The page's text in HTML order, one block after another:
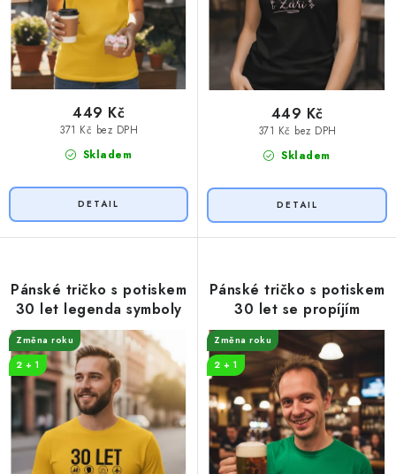
Skladem
371 Kč bez DPH
449 Kč
Skladem
371 Kč bez DPH
449 Kč
Pánské tričko s potiskem
30 let legenda symboly
Změna roku
2 + 1
Pánské tričko s potiskem
30 let se propíjím
Změna roku
2 + 1